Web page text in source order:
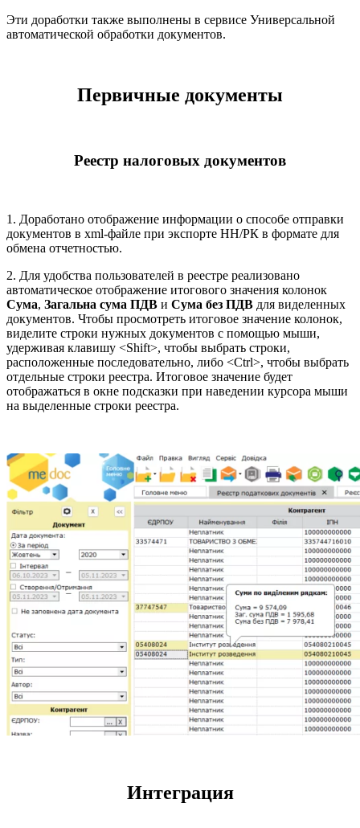
Эти доработки также выполнены в сервисе Универсальной
автоматической обработки документов.
Первичные документы
Реестр налоговых документов
1. Доработано отображение информации о способе отправки
документов в xml-файле при экспорте НН/РК в формате для
обмена отчетностью.
2. Для удобства пользователей в реестре реализовано
автоматическое отображение итогового значения колонок
Сума, Загальна сума ПДВ и Сума без ПДВ для виделенных
документов. Чтобы просмотреть итоговое значение колонок,
виделите строки нужных документов с помощью мыши,
удерживая клавишу <Shift>, чтобы выбрать строки,
расположенные последовательно, либо <Ctrl>, чтобы выбрать
отдельные строки реестра. Итоговое значение будет
отображаться в окне подсказки при наведении курсора мыши
на выделенные строки реестра.
Интеграция